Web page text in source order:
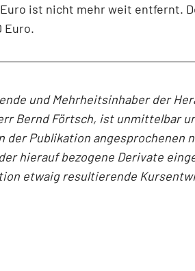
Euro ist nicht mehr weit entfernt.
Euro.
und Mehrheitsinhaber der
Bernd Förtsch, ist unmittelbar
der Publikation angesprochenen
hierauf bezogene Derivate
etwaig resultierende